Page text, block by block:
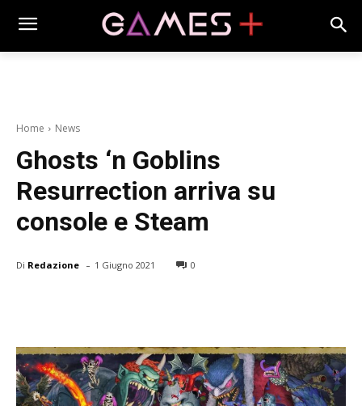
Home News
Ghosts ‘n Goblins
Resurrection arriva su
console e Steam
Di Redazione - 1 Giugno 2021 0